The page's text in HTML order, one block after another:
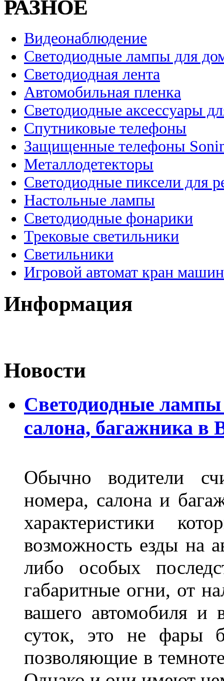
РАЗНОЕ
Видеонаблюдение
Светодиодные лампы для
Светодиодная лента
Автомобильная пленка
Светодиодные аксессуары
Спутниковые телефоны
Защищенные телефоны
Металлодетекторы
Светодиодные пиксели для
Настольные лампы
Светодиодные фонарики
Трековые светильники
Светильники
Игровой автомат кран
Информация
Новости
Светодиодные лампы
салона, багажника в
Обычно водители
номера, салона и
характеристики
возможность езды на
либо особых
габаритные огни, от
вашего автомобиля и
суток, это не фары
позволяющие в